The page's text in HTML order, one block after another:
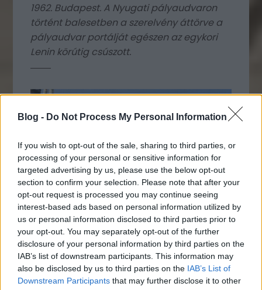
Blog - Do Not Process My Personal Information
If you wish to opt-out of the sale, sharing to third parties, or
processing of your personal or sensitive information for
targeted advertising by us, please use the below opt-out
section to confirm your selection. Please note that after your
opt-out request is processed you may continue seeing
interest-based ads based on personal information utilized by
us or personal information disclosed to third parties prior to
your opt-out. You may separately opt-out of the further
disclosure of your personal information by third parties on the
IAB’s list of downstream participants. This information may
also be disclosed by us to third parties on the IAB’s List of
Downstream Participants that may further disclose it to other
1962. Budapest. A Nyugati pályaudvaron
történt balesetben a szerelvény áttörve a
pályaudvar portálját egészen az egykori
Lenin körútig csúszott.
1977. Ebédszünet a Csillagok háborúja
forgatásán.